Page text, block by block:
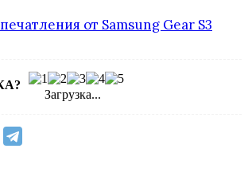
от Samsung Gear S3
Загрузка...